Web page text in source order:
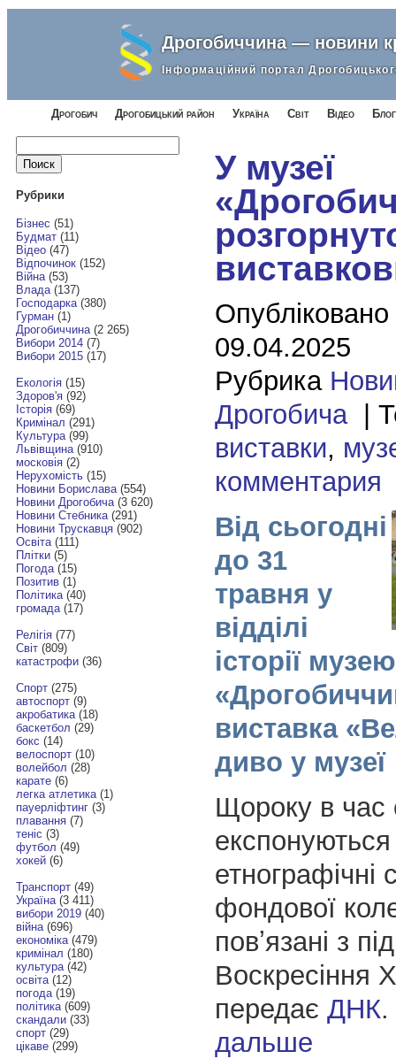
Дрогобиччина — новини
Інформаційний портал
Дрогобич Дрогобицький район Україна Світ Відео
Найти:
Рубрики
Бізнес (51)
Будмат(11)
Відео(47)
Відпочинок(152)
Війна(53)
Влада(137)
Господарка(380)
Гурман(1)
Дрогобиччина(2 265)
Вибори 2014(7)
Вибори 2015(17)
Екологія(15)
Здоров'я(92)
Історія(69)
Кримінал (291)
Культура(99)
Львівщина(910)
московія(2)
Нерухомість(15)
Новини Борислава(554)
Новини Дрогобича(3 620)
Новини Стебника(291)
Новини Трускавця(902)
Освіта(111)
Плітки(5)
Погода(15)
Позитив(1)
Політика(40)
громада(17)
Релігія(77)
Світ(809)
катастрофи(36)
Спорт(275)
автоспорт(9)
акробатика(18)
баскетбол (29)
бокс (14)
велоспорт(10)
волейбол (28)
карате(6)
легка атлетика(1)
пауерліфтинг(3)
плавання(7)
теніс (3)
футбол (49)
хокей(6)
Транспорт(49)
Україна(3 411)
вибори 2019(40)
війна(696)
економіка(479)
кримінал (180)
культура(42)
освіта(12)
погода(19)
політика(609)
скандали(33)
спорт(29)
цікаве(299)
У музеї
09.04.2025
Рубрика
Дрогобича|
виставки,
комментария
Від сьогодні
до 31
травня у
відділі
історії музею
виставка
диво у музеї
Щороку в час
експонуються
етнографічні
фондової
повʼязані з
Воскресіння
передає ДНК.
дальше